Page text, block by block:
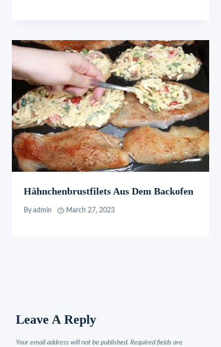
Hähnchenbrustfilets Aus Dem Backofen
By admin March 27, 2023
Leave A Reply
Your email address will not be published. Required fields are